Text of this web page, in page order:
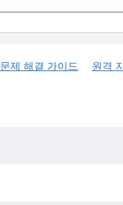
문제 해결 가이드 원격